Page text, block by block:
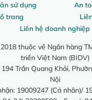
sử dụng
An
trang
Liên hệ doanh nghiệp
thuộc về Ngân hàng
triển Việt Nam (BIDV)
Trần Quang Khải,
Nội
19009247 (Cá nhân)/